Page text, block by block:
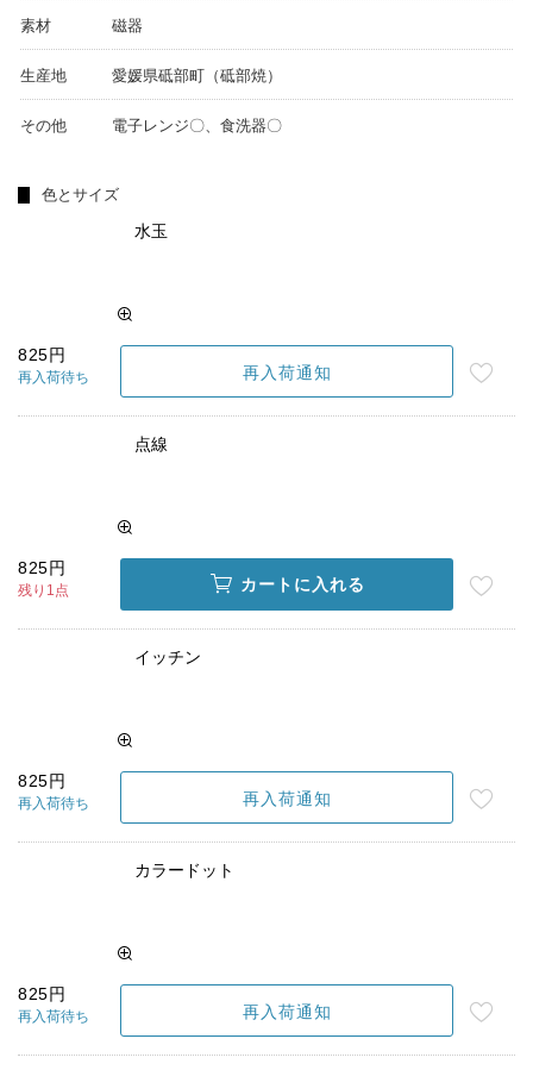
素材 磁器
生産地 愛媛県砥部町（砥部焼）
その他 電子レンジ〇、食洗器〇
色とサイズ
水玉
825円
再入荷待ち 再入荷通知
点線
825円
残り1点 カートに入れる
イッチン
825円
再入荷待ち 再入荷通知
カラードット
825円
再入荷待ち 再入荷通知